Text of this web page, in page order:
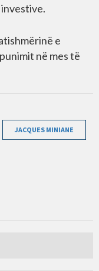
e
në mes të
JACQUES MINIANE